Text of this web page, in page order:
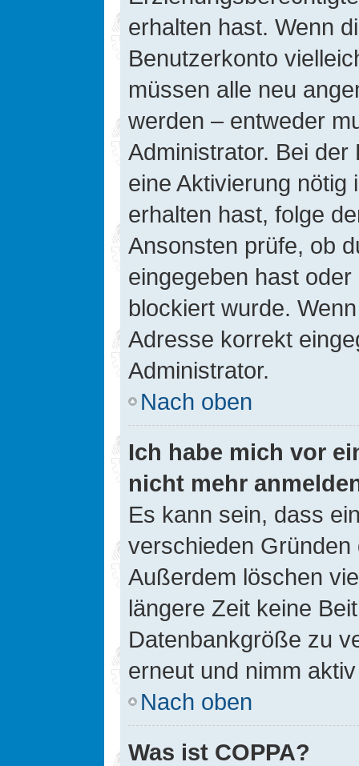
erhalten hast. Wenn
Benutzerkonto
müssen alle neu
werden – entweder
Administrator. Bei
eine Aktivierung nötig
erhalten hast, folge
Ansonsten prüfe, ob
eingegeben hast
blockiert wurde.
Adresse korrekt
Administrator.
Nach oben
Ich habe mich vor
nicht mehr
Es kann sein, dass
verschieden
Außerdem löschen
längere Zeit keine
Datenbankgröße zu
erneut und nimm
Nach oben
Was ist COPPA?